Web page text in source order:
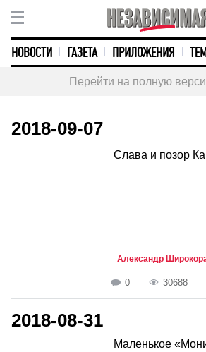
НОВОСТИ ГАЗЕТА ПРИЛОЖЕНИЯ
Перейти на полную
2018-09-07
Слава и позор
Александр
0 30688
2018-08-31
Маленькое